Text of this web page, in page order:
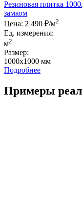
Резиновая плитка
замком
Цена: 2 490 ₽/м2
Ед. измерения:
м2
Размер:
1000x1000 мм
Подробнее
Примеры